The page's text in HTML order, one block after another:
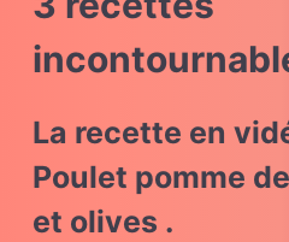
La recette en
Poulet pomme
et olives .